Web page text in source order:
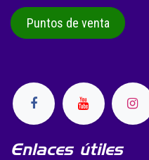
Enlaces útiles
Puntos de venta